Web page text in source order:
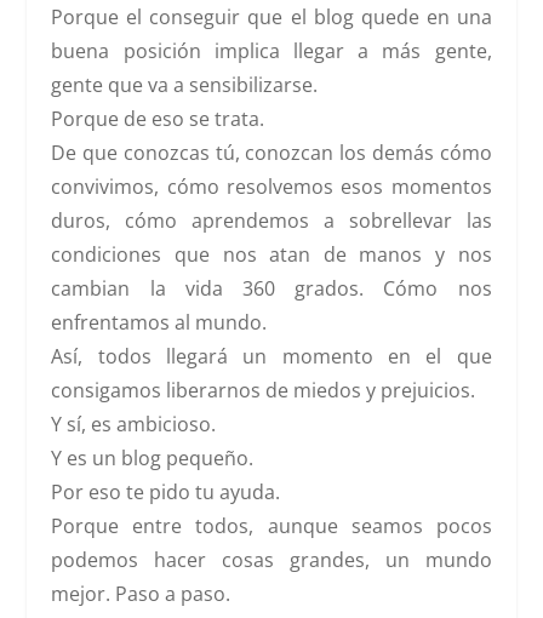
Porque el conseguir que el blog quede en una
buena posición implica llegar a más gente,
gente que va a sensibilizarse.
Porque de eso se trata.
De que conozcas tú, conozcan los demás cómo
convivimos, cómo resolvemos esos momentos
duros, cómo aprendemos a sobrellevar las
condiciones que nos atan de manos y nos
cambian la vida 360 grados. Cómo nos
enfrentamos al mundo.
Así, todos llegará un momento en el que
consigamos liberarnos de miedos y prejuicios.
Y sí, es ambicioso.
Y es un blog pequeño.
Por eso te pido tu ayuda.
Porque entre todos, aunque seamos pocos
podemos hacer cosas grandes, un mundo
mejor. Paso a paso.